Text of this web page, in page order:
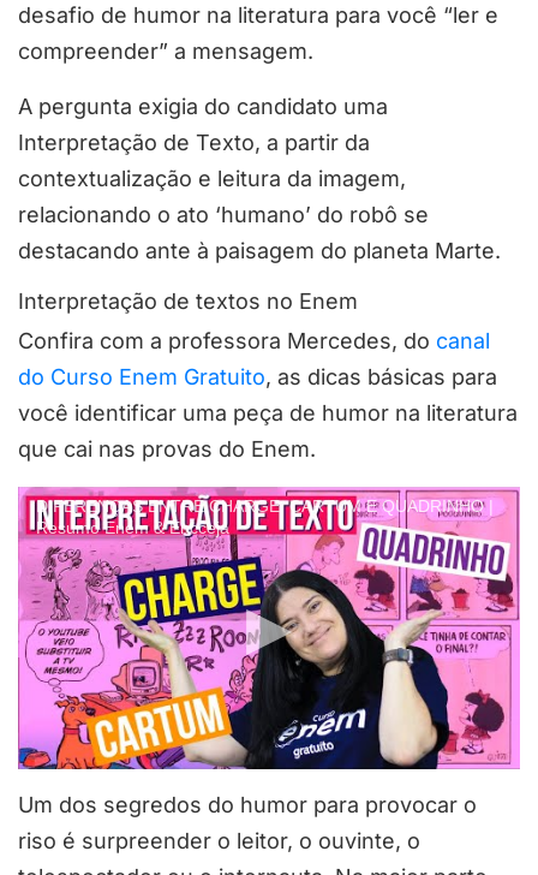
desafio de humor na literatura para você “ler e
compreender” a mensagem.
A pergunta exigia do candidato uma
Interpretação de Texto, a partir da
contextualização e leitura da imagem,
relacionando o ato ‘humano’ do robô se
destacando ante à paisagem do planeta Marte.
Interpretação de textos no Enem
Confira com a professora Mercedes, do canal
do Curso Enem Gratuito, as dicas básicas para
você identificar uma peça de humor na literatura
que cai nas provas do Enem.
DIFERENÇAS ENTRE CHARGE, CARTUM E QUADRINHO |
Resumo Enem & Encceja
Um dos segredos do humor para provocar o
riso é surpreender o leitor, o ouvinte, o